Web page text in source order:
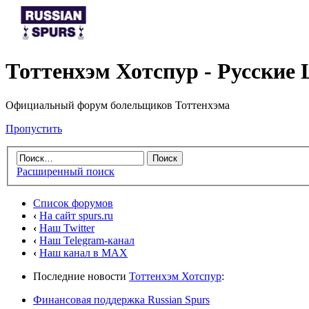
Тоттенхэм Хотспур -
Официальный форум болельщиков Тоттенхэма
Пропустить
Расширенный поиск
Список форумов
‹ На сайт spurs.ru
‹ Наш Twitter
‹ Наш Telegram-канал
‹ Наш канал в MAX
Последние новости Тоттенхэм Хотспур:
Финансовая поддержка Russian Spurs